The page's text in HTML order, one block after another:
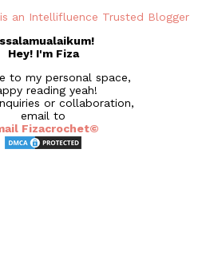
Hey! I'm Fiza
to my personal space,
reading yeah!
or collaboration,
email to
Fizacrochet©